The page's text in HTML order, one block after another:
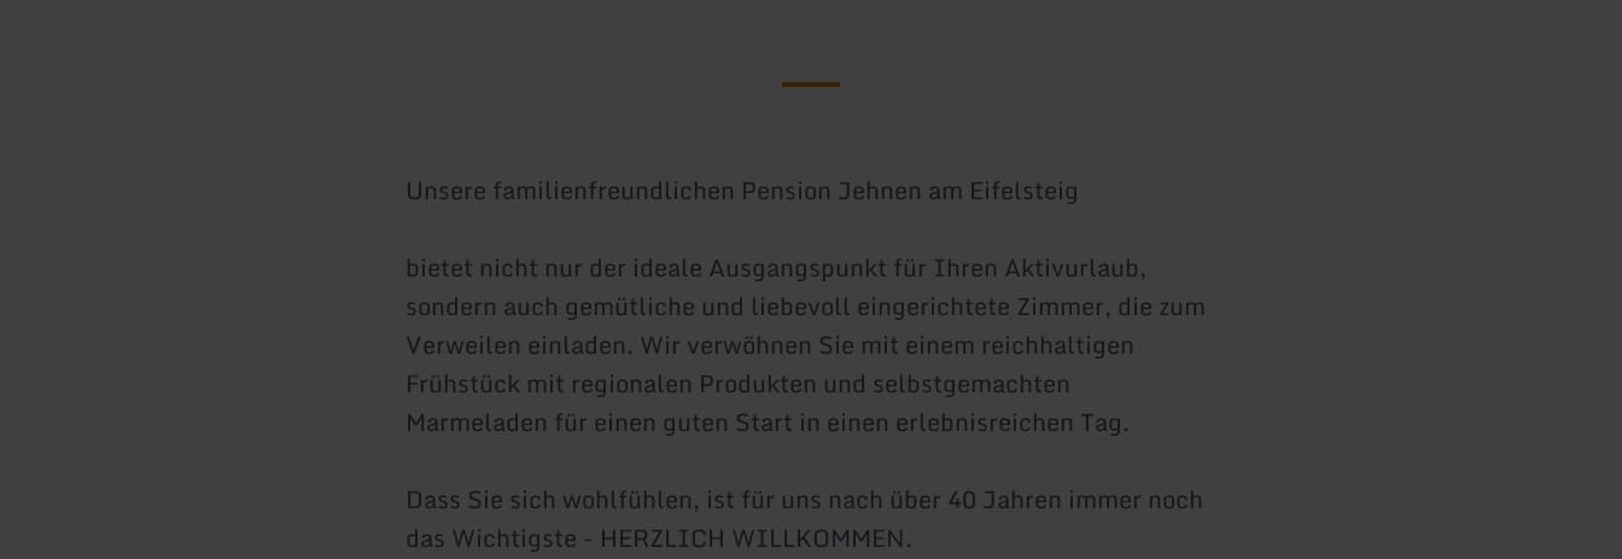
Unsere familienfreundlichen Pension Jehnen am Eifelsteig
bietet nicht nur der ideale Ausgangspunkt für Ihren Aktivurlaub,
sondern auch gemütliche und liebevoll eingerichtete Zimmer, die zum
Verweilen einladen. Wir verwöhnen Sie mit einem reichhaltigen
Frühstück mit regionalen Produkten und selbstgemachten
Marmeladen für einen guten Start in einen erlebnisreichen Tag.
Dass Sie sich wohlfühlen, ist für uns nach über 40 Jahren immer noch
das Wichtigste - HERZLICH WILLKOMMEN.